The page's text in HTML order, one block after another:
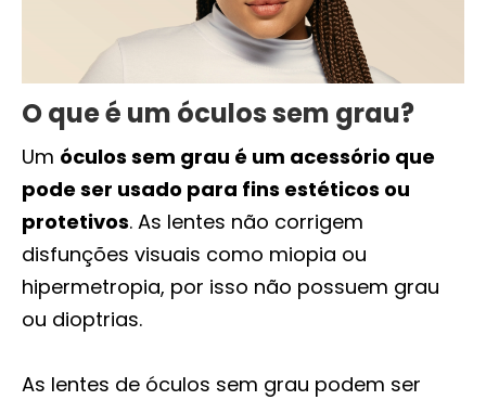
O que é um óculos sem grau?
Um óculos sem grau é um acessório que
pode ser usado para fins estéticos ou
protetivos. As lentes não corrigem
disfunções visuais como miopia ou
hipermetropia, por isso não possuem grau
ou dioptrias.
As lentes de óculos sem grau podem ser